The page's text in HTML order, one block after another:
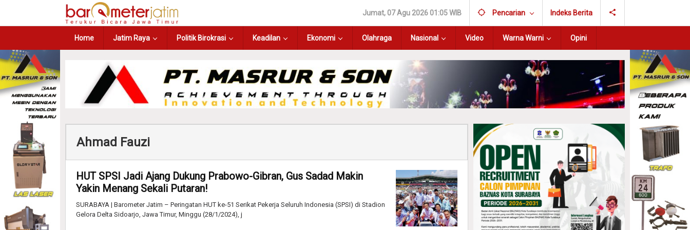
Jumat, 07 Agu 2026 01:05 WIB Pencarian Indeks Berita
Home Jatim Raya Politik Birokrasi Keadilan Ekonomi Olahraga Nasional Video Warna Warni Opini
Ahmad Fauzi
HUT SPSI Jadi Ajang Dukung Prabowo-Gibran, Gus Sadad Makin
Yakin Menang Sekali Putaran!
SURABAYA | Barometer Jatim – Peringatan HUT ke-51 Serikat Pekerja Seluruh Indonesia (SPSI) di Stadion
Gelora Delta Sidoarjo, Jawa Timur, Minggu (28/1/2024), j